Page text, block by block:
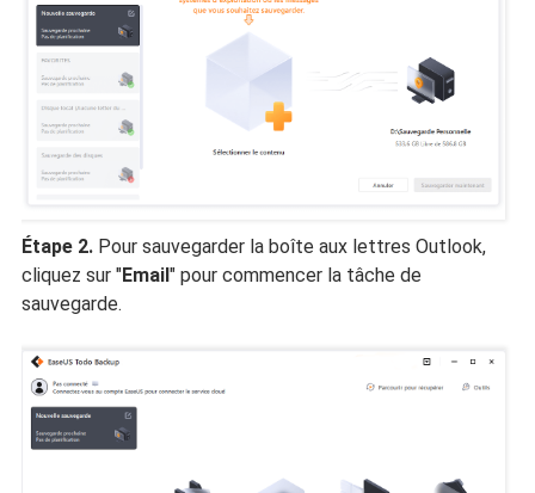
Étape 2. Pour sauvegarder la boîte aux lettres Outlook,
cliquez sur "Email" pour commencer la tâche de
sauvegarde.